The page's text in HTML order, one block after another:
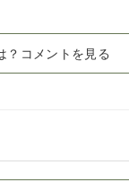
？コメントを見る